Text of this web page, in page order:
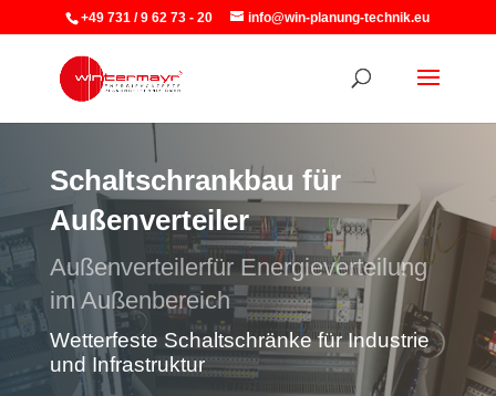
+49 731 / 9 62 73 - 20 info@win-planung-technik.eu
Schaltschrankbau für
Außenverteiler
Außenverteilerfür Energieverteilung
im Außenbereich
Wetterfeste Schaltschränke für Industrie
und Infrastruktur